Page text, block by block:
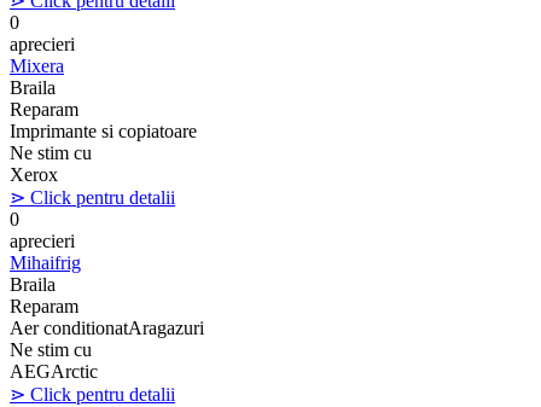
0
aprecieri
Mixera
Braila
Reparam
Imprimante si copiatoare
Ne stim cu
Xerox
⋗ Click pentru detalii
0
aprecieri
Mihaifrig
Braila
Reparam
Aer conditionatAragazuri
Ne stim cu
AEGArctic
⋗ Click pentru detalii